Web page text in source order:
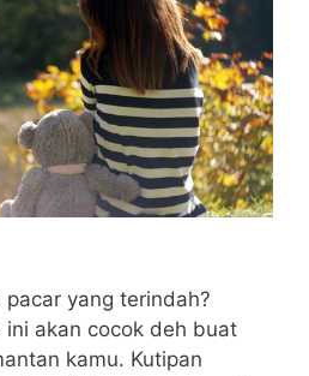
yang terindah?
akan cocok deh buat
kamu. Kutipan